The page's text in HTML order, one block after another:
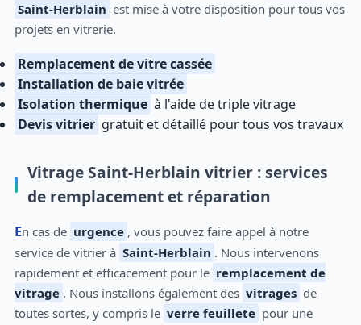
Saint-Herblain est mise à votre disposition pour tous vos
projets en vitrerie.
Remplacement de vitre cassée
Installation de baie vitrée
Isolation thermique à l'aide de triple vitrage
Devis vitrier gratuit et détaillé pour tous vos travaux
Vitrage Saint-Herblain vitrier : services
de remplacement et réparation
En cas de urgence , vous pouvez faire appel à notre
service de vitrier à Saint-Herblain . Nous intervenons
rapidement et efficacement pour le remplacement de
vitrage . Nous installons également des vitrages de
toutes sortes, y compris le verre feuillete pour une